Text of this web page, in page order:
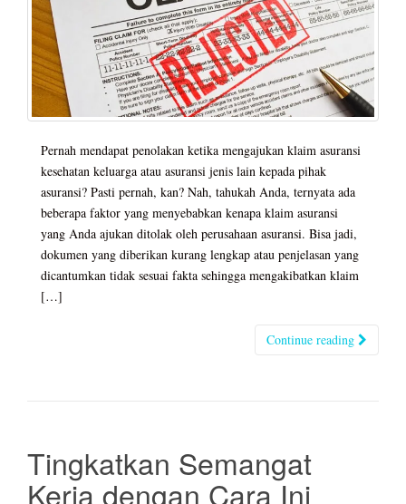
Pernah mendapat penolakan ketika mengajukan klaim asuransi
kesehatan keluarga atau asuransi jenis lain kepada pihak
asuransi? Pasti pernah, kan? Nah, tahukah Anda, ternyata ada
beberapa faktor yang menyebabkan kenapa klaim asuransi
yang Anda ajukan ditolak oleh perusahaan asuransi. Bisa jadi,
dokumen yang diberikan kurang lengkap atau penjelasan yang
dicantumkan tidak sesuai fakta sehingga mengakibatkan klaim
[…]
Continue reading
Tingkatkan Semangat
Kerja dengan Cara Ini